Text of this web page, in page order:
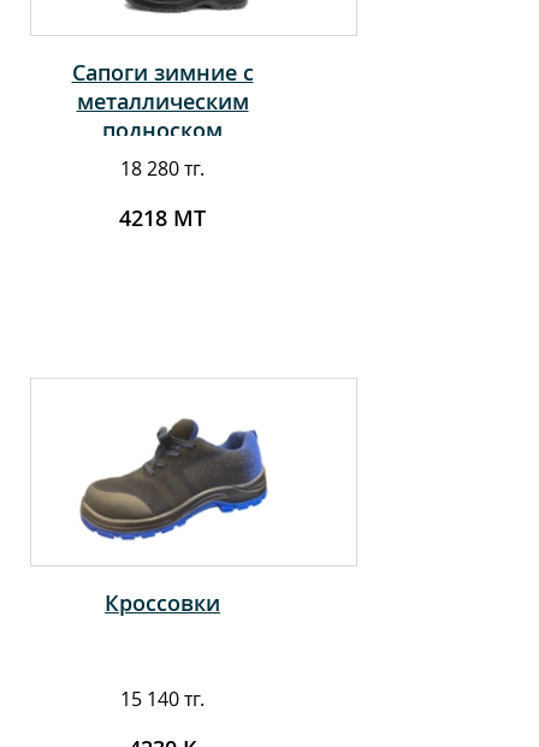
Сапоги зимние с
металлическим
подноском
18 280 тг.
4218 МТ
Кроссовки
15 140 тг.